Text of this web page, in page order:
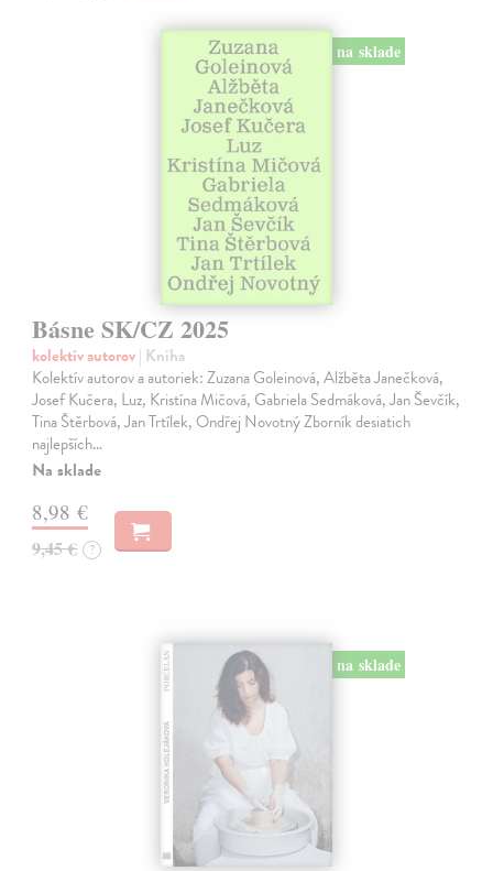
na sklade
Básne SK/CZ 2025
kolektív autorov| Kniha
Kolektív autorov a autoriek: Zuzana Goleinová, Alžběta Janečková,
Josef Kučera, Luz, Kristína Mičová, Gabriela Sedmáková, Jan Ševčík,
Tina Štěrbová, Jan Trtílek, Ondřej Novotný Zborník desiatich
najlepších…
Na sklade
8,98 €
9,45 € ?
na sklade